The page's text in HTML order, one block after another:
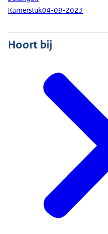
Kamerstuk04-09-2023
Hoort bij